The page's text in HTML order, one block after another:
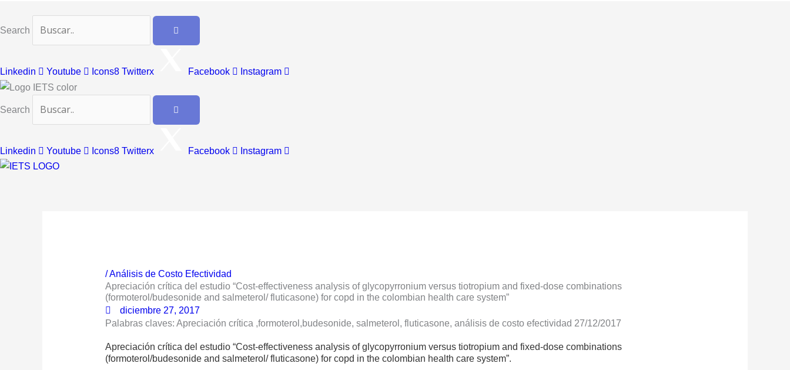
Search
Linkedin Youtube Icons8 Twitterx Facebook Instagram
Search
Linkedin Youtube Icons8 Twitterx Facebook Instagram
/Análisis de Costo Efectividad
Apreciación crítica del estudio “Cost-effectiveness analysis of glycopyrronium versus tiotropium and fixed-dose combinations
(formoterol/budesonide and salmeterol/ fluticasone) for copd in the colombian health care system”
diciembre 27, 2017
Palabras claves: Apreciación crítica ,formoterol,budesonide, salmeterol, fluticasone, análisis de costo efectividad 27/12/2017
Apreciación crítica del estudio “Cost-effectiveness analysis of glycopyrronium versus tiotropium and fixed-dose combinations
(formoterol/budesonide and salmeterol/ fluticasone) for copd in the colombian health care system”.